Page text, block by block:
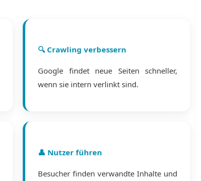
🔍 Crawling verbessern
Google findet neue Seiten schneller,
wenn sie intern verlinkt sind.
👤 Nutzer führen
Besucher finden verwandte Inhalte und